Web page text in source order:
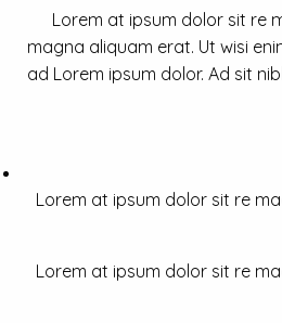
Lorem at ipsum dolor sit re
magna aliquam erat. Ut wisi
ad Lorem ipsum dolor. Ad sit
Lorem at ipsum dolor sit re
Lorem at ipsum dolor sit re